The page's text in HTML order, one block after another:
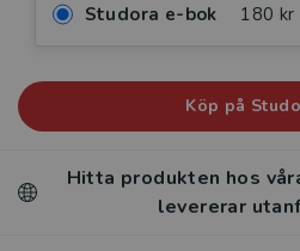
Studora e-bok 180 kr
Köp på
Hitta produkten hos
levererar